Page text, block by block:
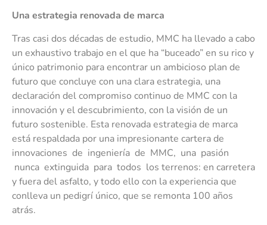
Una estrategia renovada de marca
Tras casi dos décadas de estudio, MMC ha llevado a cabo
un exhaustivo trabajo en el que ha “buceado” en su rico y
único patrimonio para encontrar un ambicioso plan de
futuro que concluye con una clara estrategia, una
declaración del compromiso continuo de MMC con la
innovación y el descubrimiento, con la visión de un
futuro sostenible. Esta renovada estrategia de marca
está respaldada por una impresionante cartera de
innovaciones de ingeniería de MMC, una pasión
nunca extinguida para todos los terrenos: en carretera
y fuera del asfalto, y todo ello con la experiencia que
conlleva un pedigrí único, que se remonta 100 años
atrás.